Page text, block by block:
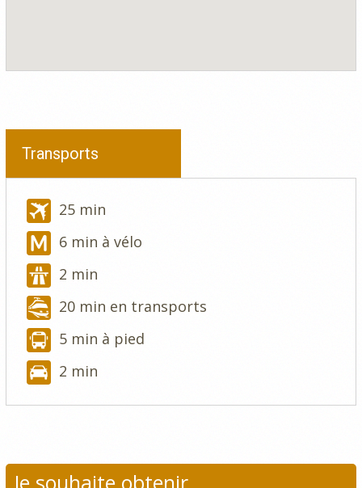
Transports
25 min
6 min à vélo
2 min
20 min en transports
5 min à pied
2 min
Je souhaite obtenir